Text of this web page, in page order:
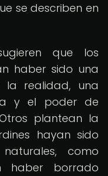
se describen en
que los
haber sido una
la realidad, una
y el poder de
plantean la
hayan sido
como
haber borrado